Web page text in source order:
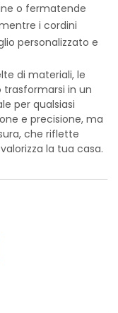
o fermatende
i cordini
personalizzato e
di materiali, le
in un
per qualsiasi
e precisione, ma
che riflette
la tua casa.